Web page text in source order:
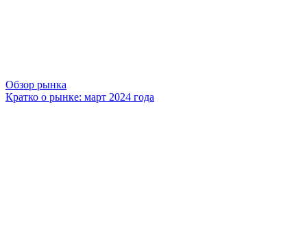
Обзор рынка
Кратко о рынке: март 2024 года